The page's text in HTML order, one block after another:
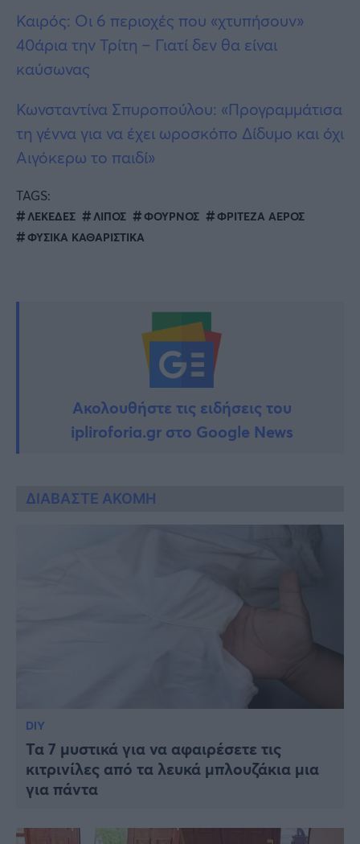
Καιρός: Οι 6 περιοχές που «χτυπήσουν»
40άρια την Τρίτη – Γιατί δεν θα είναι
καύσωνας
Κωνσταντίνα Σπυροπούλου: «Προγραμμάτισα
τη γέννα για να έχει ωροσκόπο Δίδυμο και όχι
Αιγόκερω το παιδί»
TAGS:
ΛΕΚΕΔΕΣ ΛΙΠΟΣ ΦΟΥΡΝΟΣ
ΦΡΙΤΕΖΑ ΑΕΡΟΣ
ΦΥΣΙΚΑ ΚΑΘΑΡΙΣΤΙΚΑ
Ακολουθήστε τις ειδήσεις του
ipliroforia.gr στο Google News
ΔΙΑΒΑΣΤΕ ΑΚΟΜΗ
DIY
Τα 7 μυστικά για να αφαιρέσετε τις
κιτρινίλες από τα λευκά μπλουζάκια μια
για πάντα